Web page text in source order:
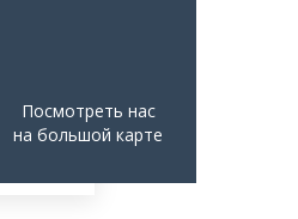
Посмотреть нас
на большой карте